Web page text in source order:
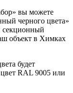
вы можете
черного цвета»
секционный
объект в Химках
будет
RAL 9005 или